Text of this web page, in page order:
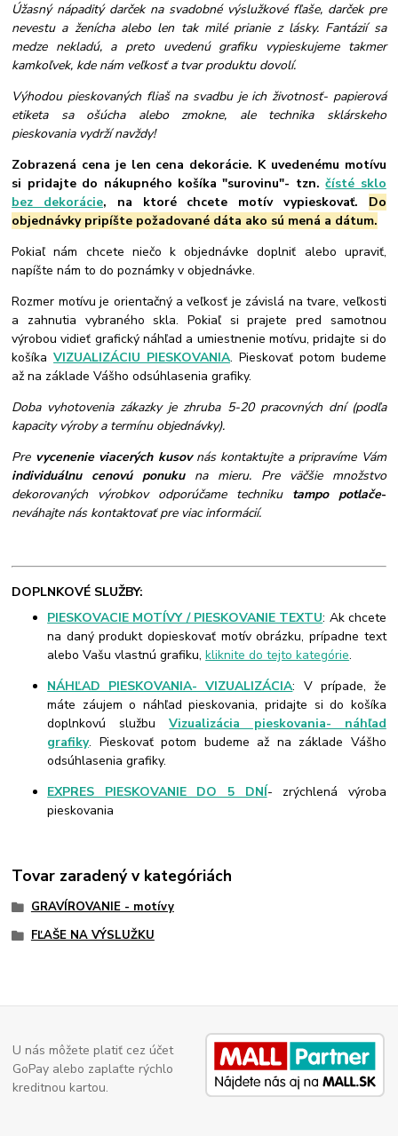
Úžasný nápaditý darček na svadobné výslužkové fľaše, darček pre
nevestu a ženícha alebo len tak milé prianie z lásky. Fantázií sa
medze nekladú, a preto uvedenú grafiku vypieskujeme takmer
kamkoľvek, kde nám veľkosť a tvar produktu dovolí.
Výhodou pieskovaných fliaš na svadbu je ich životnosť- papierová
etiketa sa ošúcha alebo zmokne, ale technika sklárskeho
pieskovania vydrží navždy!
Zobrazená cena je len cena dekorácie. K uvedenému motívu
si pridajte do nákupného košíka "surovinu"- tzn.čísté sklo
bez dekorácie, na ktoré chcete motív vypieskovať. Do
objednávky pripíšte požadované dáta ako sú mená a dátum.
Pokiaľ nám chcete niečo k objednávke doplniť alebo upraviť,
napíšte nám to do poznámky v objednávke.
Rozmer motívu je orientačný a veľkosť je závislá na tvare, veľkosti
a zahnutia vybraného skla. Pokiaľ si prajete pred samotnou
výrobou vidieť grafický náhľad a umiestnenie motívu, pridajte si do
košíkaVIZUALIZÁCIU PIESKOVANIA. Pieskovať potom budeme
až na základe Vášho odsúhlasenia grafiky.
Doba vyhotovenia zákazky je zhruba 5-20 pracovných dní (podľa
kapacity výroby a termínu objednávky).
Pre vycenenie viacerých kusovnás kontaktujte a pripravíme Vám
individuálnu cenovú ponukuna mieru. Pre väčšie množstvo
dekorovaných výrobkov odporúčame techniku tampo potlače-
neváhajte nás kontaktovať pre viac informácií.
DOPLNKOVÉ SLUŽBY:
PIESKOVACIE MOTÍVY / PIESKOVANIE TEXTU: Ak chcete
na daný produkt dopieskovať motív obrázku, prípadne text
alebo Vašu vlastnú grafiku,kliknite do tejto kategórie.
NÁHĽAD PIESKOVANIA- VIZUALIZÁCIA: V prípade, že
máte záujem o náhľad pieskovania, pridajte si do košíka
doplnkovú službuVizualizácia pieskovania- náhľad
grafiky. Pieskovať potom budeme až na základe Vášho
odsúhlasenia grafiky.
EXPRES PIESKOVANIE DO 5 DNÍ- zrýchlená výroba
pieskovania
Tovar zaradený v kategóriách
GRAVÍROVANIE - motívy
FĽAŠE NA VÝSLUŽKU
U nás môžete platiť cez účet
GoPay alebo zaplaťte rýchlo
kreditnou kartou.